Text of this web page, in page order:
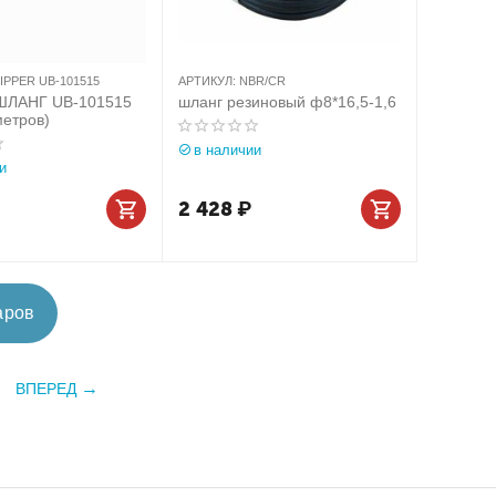
UB-101515
UB-101515
АРТИКУЛ: NBR/CR
шланг резиновый ф8*16,5-1,6
в наличии
2 428₽
ВПЕРЕД